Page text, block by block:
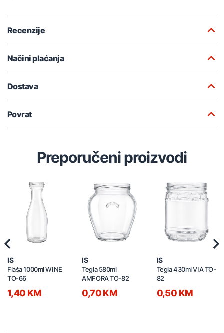
Recenzije
Načini plaćanja
Dostava
Povrat
Preporučeni proizvodi
IS
Flaša 1000ml WINE
TO-66
1,40 KM
IS
Tegla 580ml
AMFORA TO-82
0,70 KM
IS
Tegla 430ml VIA TO-
82
0,50 KM